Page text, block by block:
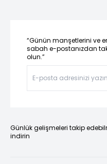
“Günün manşetlerini ve
sabah e-postanızdan
olun.”
Günlük gelişmeleri takip
indirin